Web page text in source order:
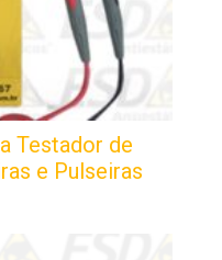
Testador de
e Pulseiras